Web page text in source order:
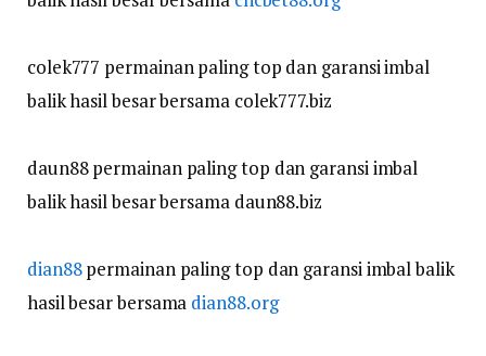
colek777 permainan paling top dan garansi imbal
balik hasil besar bersama colek777.biz
daun88 permainan paling top dan garansi imbal
balik hasil besar bersama daun88.biz
dian88permainan paling top dan garansi imbal balik
hasil besar bersama dian88.org